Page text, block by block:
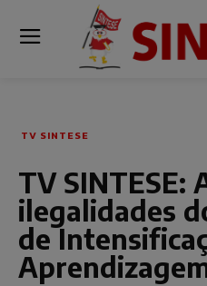
TV SINTESE
TV SINTESE:
ilegalidades
de